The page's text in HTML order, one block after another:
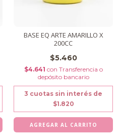
BASE EQ ARTE AMARILLO X
200CC
$5.460
$4.641 con Transferencia o
depósito bancario
3 cuotas sin interés de
$1.820